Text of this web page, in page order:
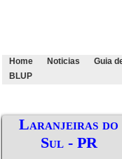
Home Noticias Guia
BLUP
Laranjeiras do
Sul - PR